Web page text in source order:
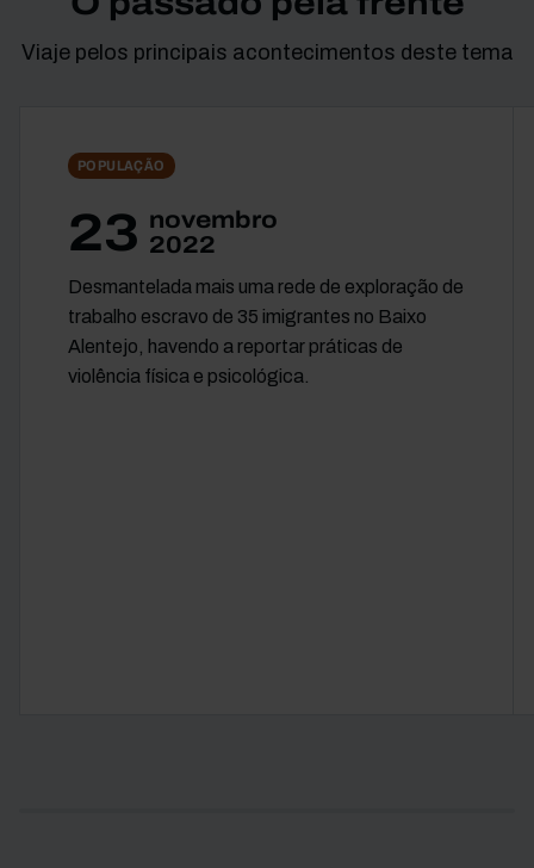
Viaje pelos principais acontecimentos deste tema
POPULAÇÃO
23 novembro
2022
Desmantelada mais uma rede de exploração de
trabalho escravo de 35 imigrantes no Baixo
Alentejo, havendo a reportar práticas de
violência física e psicológica.